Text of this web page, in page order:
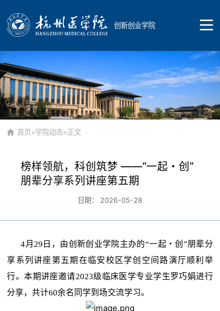
创新创业学院
首页
学院概况
学院简介
风采展示
校内导师
校外导师
优秀学生
实验班
“成长+”科创训练营
“创意+”创业集训营
学生竞赛
首页>学院动态>正文
榜样领航，科创筑梦 ——“一起・创”
朋辈分享系列讲座第五期
日期： 2026-05-28
4月29日， 由创新创业学院主办的“一起・创 ”朋辈分
享系列讲座第五期 在临安校区学创空间路演厅顺利举
行。本期讲座邀请2023级临床医学专业学生罗巧娟进行
分享 ，共计60余名同学到场交流学习。